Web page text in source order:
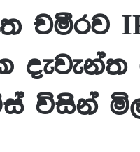
චමීරව
විසින්